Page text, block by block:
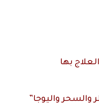
بها
والسحر واليوجا”